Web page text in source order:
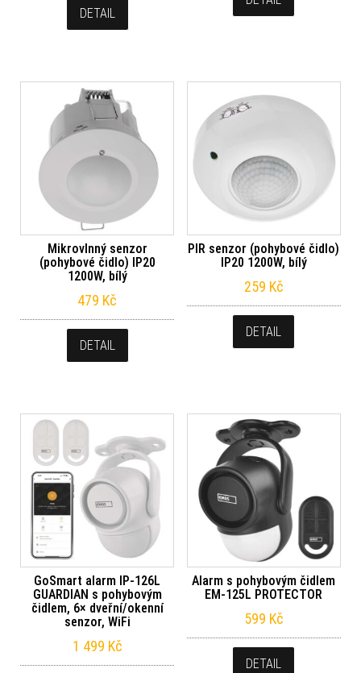
DETAIL
Mikrovlnný senzor
(pohybové čidlo) IP20
1200W, bílý
479 Kč
DETAIL
PIR senzor (pohybové čidlo)
IP20 1200W, bílý
259 Kč
DETAIL
GoSmart alarm IP‑126L
GUARDIAN s pohybovým
čidlem, 6× dveřní/okenní
senzor, WiFi
1 499 Kč
Alarm s pohybovým čidlem
EM‑125L PROTECTOR
599 Kč
DETAIL